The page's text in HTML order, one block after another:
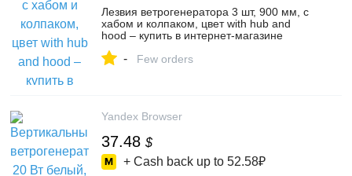
Лезвия ветрогенератора 3 шт, 900 мм, с
хабом и колпаком, цвет with hub and
hood – купить в интернет-магазине
5205540839
- Few orders
Yandex Browser
37.48 $
+ Cash back up to 52.58₽